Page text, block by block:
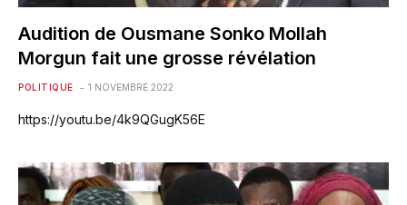
Audition de Ousmane Sonko Mollah
Morgun fait une grosse révélation
POLITIQUE 1 NOVEMBRE 2022
https://youtu.be/4k9QGugK56E